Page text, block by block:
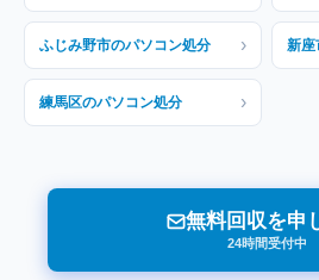
ふじみ野市のパソコン処分 › 新座
練馬区のパソコン処分 ›
無料回収を申
24時間受付中